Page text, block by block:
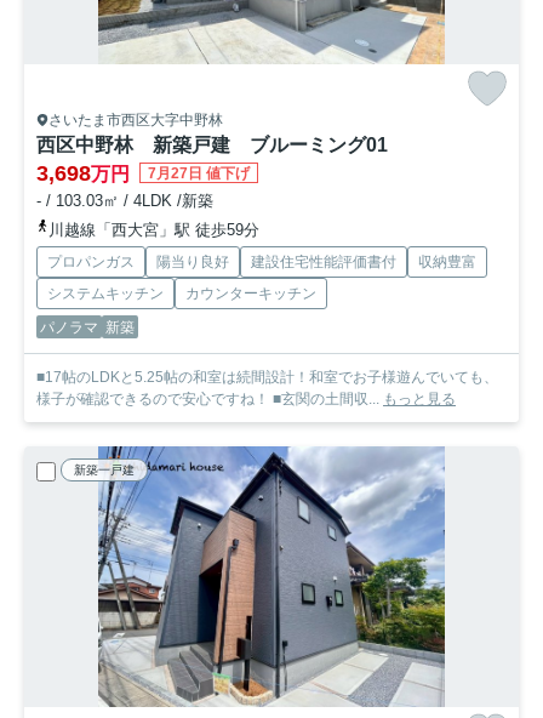
さいたま市西区大字中野林
西区中野林 新築戸建 ブルーミング01
3,698万円 7月27日 値下げ
- / 103.03㎡ / 4LDK /新築
川越線「西大宮」駅 徒歩59分
プロパンガス 陽当り良好 建設住宅性能評価書付
収納豊富
システムキッチン
カウンターキッチン
パノラマ 新築
■17帖のLDKと5.25帖の和室は続間設計！和室でお子様遊んでいても、
様子が確認できるので安心ですね！ ■玄関の土間収...
もっと見る
新築一戸建